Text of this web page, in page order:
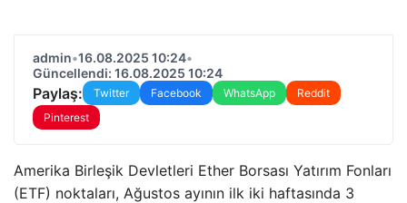
admin•16.08.2025 10:24•
Güncellendi: 16.08.2025 10:24
Paylaş: Twitter Facebook WhatsApp
Reddit
Pinterest
Amerika Birleşik Devletleri Ether Borsası Yatırım Fonları
(ETF) noktaları, Ağustos ayının ilk iki haftasında 3